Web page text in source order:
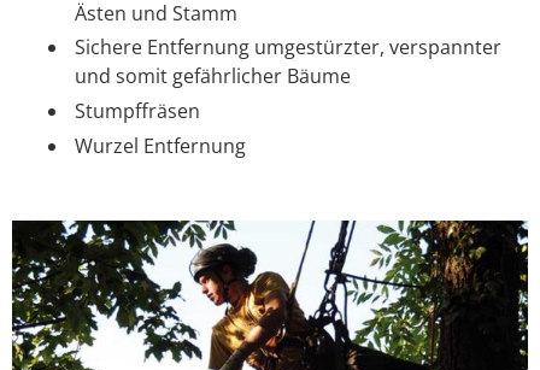
Ästen und Stamm
Sichere Entfernung umgestürzter, verspannter
und somit gefährlicher Bäume
Stumpffräsen
Wurzel Entfernung